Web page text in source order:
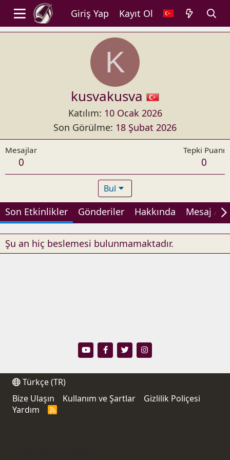
Giriş Yap Kayıt Ol
K
kusvakusva
Katılım 10 Ocak 2026
Son Görülme 18 Şubat 2026
Mesajlar
0
Tepki Puanı
0
Bul
Son Etkinlikler Gönderiler Hakkında Mesaj
Şu an hiç beslemesi bulunmamaktadır.
Türkçe (TR)
Bize Ulaşın
Kullanım ve Şartlar
Gizlilik Poliçesi
Yardım
R